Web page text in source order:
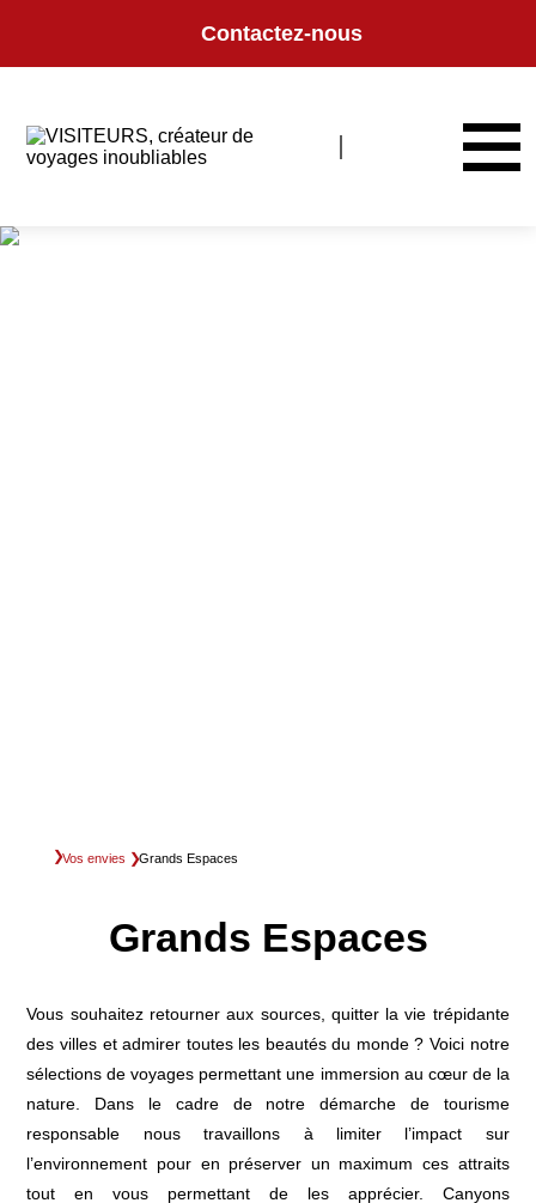
Contactez-nous
Vos envies Grands Espaces
Grands Espaces
Vous souhaitez retourner aux sources, quitter la vie trépidante
des villes et admirer toutes les beautés du monde ? Voici notre
sélections de voyages permettant une immersion au cœur de la
nature. Dans le cadre de notre démarche de tourisme
responsable nous travaillons à limiter l’impact sur
l’environnement pour en préserver un maximum ces attraits
tout en vous permettant de les apprécier. Canyons